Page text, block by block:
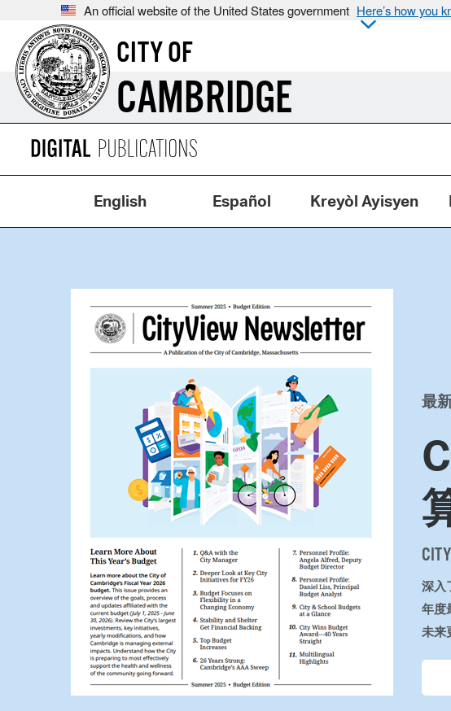
An official website of the United States government Here’s how you
CITY OF
CAMBRIDGE
English Español Kreyòl Ayisyen
最
深入
年度
未来